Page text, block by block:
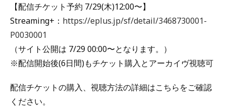
【配信チケット予約 7/29(木)12:00〜】
Streaming+： https://eplus.jp/sf/detail/3468730001-
P0030001
（サイト公開は 7/29 00:00〜となります。）
※配信開始後(6日間)もチケット購入とアーカイヴ視聴可
配信チケットの購入、視聴方法の詳細はこちらをご確認
ください。